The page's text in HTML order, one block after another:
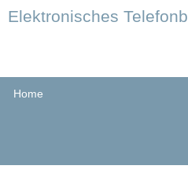
Elektronisches
Home